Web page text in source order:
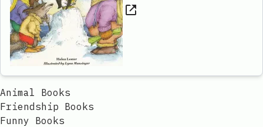
Animal Books
Friendship Books
Funny Books